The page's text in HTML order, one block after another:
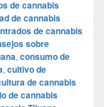
de cannabis
de cannabis
de cannabis
sobre
, consumo de
, cultivo de
de cannabis
de cannabis